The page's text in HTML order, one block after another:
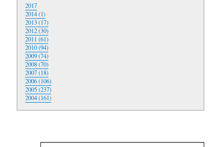
2017
2014 (1)
2013 (17)
2012 (30)
2011 (61)
2010 (94)
2009 (74)
2008 (70)
2007 (18)
2006 (106)
2005 (237)
2004 (161)